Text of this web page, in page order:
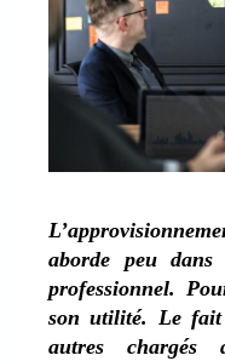
aborde peu dans
professionnel.
son utilité. Le fait
autres chargés